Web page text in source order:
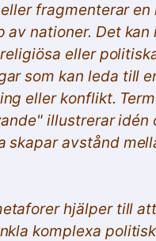
fragmenterar en
av nationer. Det kan
eller
som kan leda till
eller konflikt.
illustrerar idén
skapar avstånd
hjälper till
komplexa